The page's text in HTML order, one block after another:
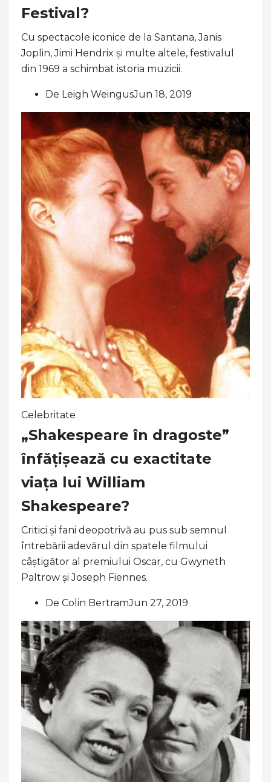
Festival?
Cu spectacole iconice de la Santana, Janis
Joplin, Jimi Hendrix și multe altele, festivalul
din 1969 a schimbat istoria muzicii.
De Leigh WeingusJun 18, 2019
Celebritate
„Shakespeare în dragoste”
înfățișează cu exactitate
viața lui William
Shakespeare?
Critici și fani deopotrivă au pus sub semnul
întrebării adevărul din spatele filmului
câștigător al premiului Oscar, cu Gwyneth
Paltrow și Joseph Fiennes.
De Colin BertramJun 27, 2019